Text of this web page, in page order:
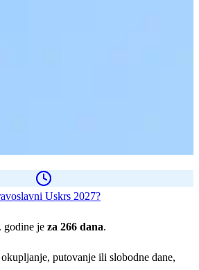
Uskrs 2027?
godine je za 266 dana.
putovanje ili slobodne dane,